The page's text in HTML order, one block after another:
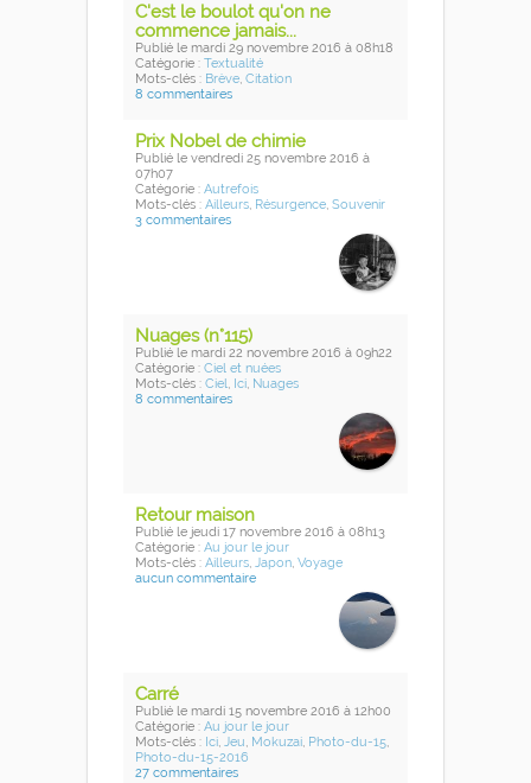
C'est le boulot qu'on ne
commence jamais...
Publié le mardi 29 novembre 2016 à 08h18
Catégorie : Textualité
Mots-clés : Brève, Citation
8 commentaires
Prix Nobel de chimie
Publié le vendredi 25 novembre 2016 à
07h07
Catégorie : Autrefois
Mots-clés : Ailleurs, Résurgence, Souvenir
3 commentaires
Nuages (n°115)
Publié le mardi 22 novembre 2016 à 09h22
Catégorie : Ciel et nuées
Mots-clés : Ciel, Ici, Nuages
8 commentaires
Retour maison
Publié le jeudi 17 novembre 2016 à 08h13
Catégorie : Au jour le jour
Mots-clés : Ailleurs, Japon, Voyage
aucun commentaire
Carré
Publié le mardi 15 novembre 2016 à 12h00
Catégorie : Au jour le jour
Mots-clés : Ici, Jeu, Mokuzai, Photo-du-15,
Photo-du-15-2016
27 commentaires